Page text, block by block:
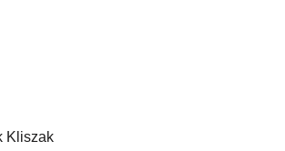
Kliszak